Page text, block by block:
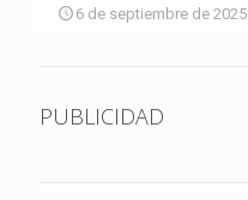
6 de septiembre de 2025
PUBLICIDAD